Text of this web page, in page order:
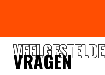
VEELGESTELDE
VRAGEN